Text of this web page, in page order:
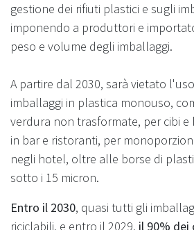
gestione dei rifiuti plastici e sugli
imponendo a produttori e
peso e volume degli imballaggi.
A partire dal 2030, sarà vietato
imballaggi in plastica monouso,
verdura non trasformate, per cibi e
in bar e ristoranti, per
negli hotel, oltre alle borse di
sotto i 15 micron.
Entro il 2030, quasi tutti gli
riciclabili, e entro il 2029, il 90%